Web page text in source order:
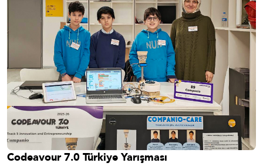
Codeavour 7.0 Türkiye Yarışması